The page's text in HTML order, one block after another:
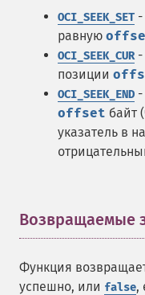
OCI_SEEK_SET
равную
OCI_SEEK_CUR-
позиции
OCI_SEEK_END
offset байт
указатель в
Возвращаемые
Функция
успешно, или false,